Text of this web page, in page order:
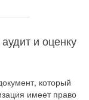
и оценку
который
имеет право